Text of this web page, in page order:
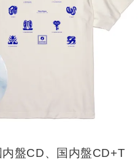
盤CD、国内盤CD+T